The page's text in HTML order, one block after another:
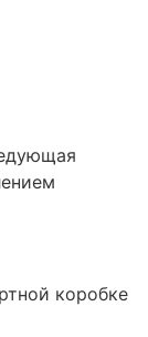
коробке